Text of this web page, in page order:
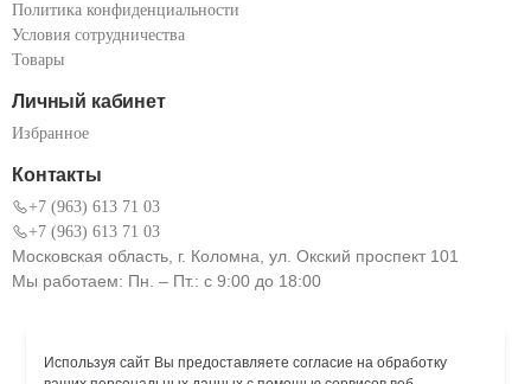
Политика конфиденциальности
Условия сотрудничества
Товары
Личный кабинет
Избранное
Контакты
+7 (963) 613 71 03
+7 (963) 613 71 03
Московская область, г. Коломна, ул. Окский проспект 101
Мы работаем: Пн. – Пт.: с 9:00 до 18:00
Используя сайт Вы предоставляете согласие на обработку